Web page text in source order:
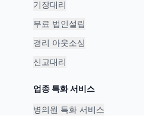
기장대리
무료 법인설립
경리 아웃소싱
신고대리
업종 특화 서비스
병의원 특화 서비스